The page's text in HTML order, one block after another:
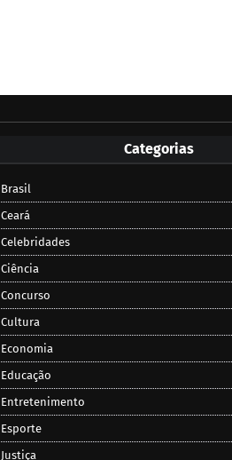
Categorias
Brasil
Ceará
Celebridades
Ciência
Concurso
Cultura
Economia
Educação
Entretenimento
Esporte
Justiça